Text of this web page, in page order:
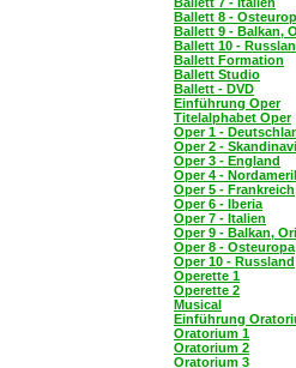
Ballett 8 -
Ballett 9 - Balkan,
Ballett 10 -
Ballett Formation
Ballett Studio
Ballett - DVD
Einführung Oper
Titelalphabet Oper
Oper 1 -
Oper 2 -
Oper 3 - England
Oper 4 -
Oper 5 - Frankreich
Oper 6 - Iberia
Oper 7 - Italien
Oper 9 - Balkan,
Oper 8 - Osteuropa
Oper 10 - Russland
Operette 1
Operette 2
Musical
Einführung
Oratorium 1
Oratorium 2
Oratorium 3